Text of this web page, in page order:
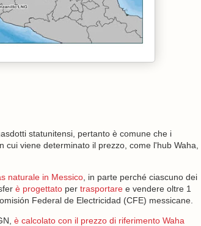
statunitensi, pertanto è comune che i
cui viene determinato il prezzo, come l'hub Waha,
naturale in Messico, in parte perché ciascuno dei
è progettatoper trasportaree vendere oltre 1
Federal de Electricidad (CFE) messicane.
è calcolato con il prezzo di riferimento Waha